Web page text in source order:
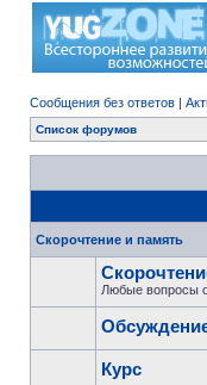
Сообщения без ответов |
Список форумов
Скорочтение и память
Любые вопросы
Курс